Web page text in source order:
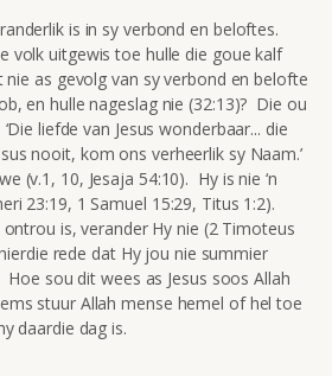
is in sy verbond en beloftes.
volk uitgewis toe hulle die goue kalf
as gevolg van sy verbond en belofte
en hulle nageslag nie (32:13)? Die ou
liefde van Jesus wonderbaar... die
nooit, kom ons verheerlik sy Naam.’
(v.1, 10, Jesaja 54:10). Hy is nie ‘n
23:19, 1 Samuel 15:29, Titus 1:2).
is, verander Hy nie (2 Timoteus
rede dat Hy jou nie summier
sou dit wees as Jesus soos Allah
stuur Allah mense hemel of hel toe
daardie dag is.